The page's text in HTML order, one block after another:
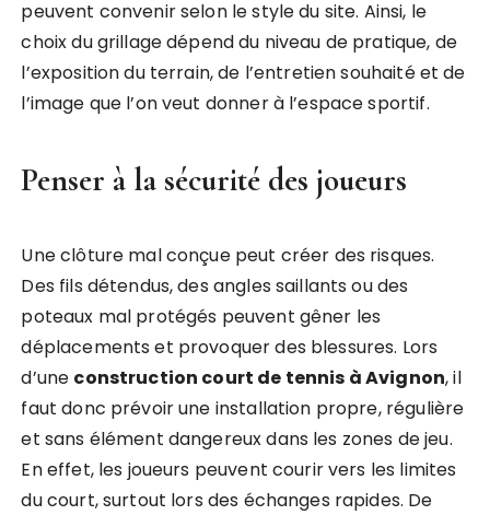
peuvent convenir selon le style du site. Ainsi, le
choix du grillage dépend du niveau de pratique, de
l’exposition du terrain, de l’entretien souhaité et de
l’image que l’on veut donner à l’espace sportif.
Penser à la sécurité des joueurs
Une clôture mal conçue peut créer des risques.
Des fils détendus, des angles saillants ou des
poteaux mal protégés peuvent gêner les
déplacements et provoquer des blessures. Lors
d’une construction court de tennis à Avignon, il
faut donc prévoir une installation propre, régulière
et sans élément dangereux dans les zones de jeu.
En effet, les joueurs peuvent courir vers les limites
du court, surtout lors des échanges rapides. De